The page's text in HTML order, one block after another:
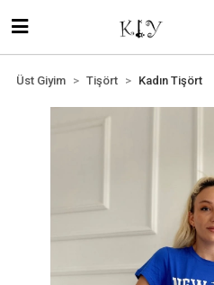
Üst Giyim Tişört Kadın Tişört